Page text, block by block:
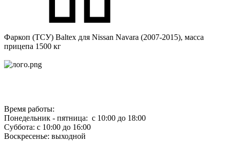
Фаркоп (ТСУ) Baltex для Nissan Navara (2007-2015), масса
прицепа 1500 кг
Время работы:
Понедельник - пятница: с 10:00 до 18:00
Суббота: с 10:00 до 16:00
Воскресенье: выходной